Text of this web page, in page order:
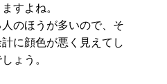
すよね。
のほうが多いので、そ
に顔色が悪く見えてし
ょう。